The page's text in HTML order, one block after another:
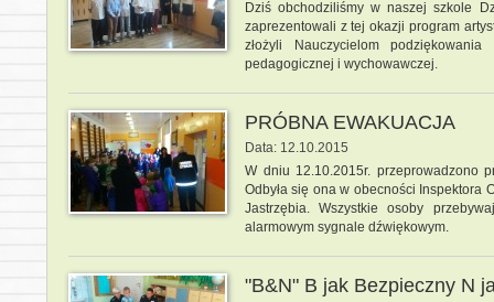
Dziś obchodziliśmy w naszej szkole
zaprezentowali z tej okazji program
złożyli Nauczycielom
pedagogicznej i wychowawczej.
PRÓBNA EWAKUACJA
Data: 12.10.2015
W dniu 12.10.2015r. przeprowadzono
Odbyła się ona w obecności Inspektora
Jastrzębia. Wszystkie osoby
alarmowym sygnale dźwiękowym.
"B&N" B jak Bezpieczny N